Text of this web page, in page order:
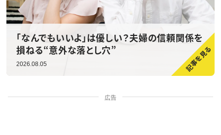
「なんでもいいよ」は優しい？夫婦の信頼関係を
損ねる“意外な落とし穴”
2026.08.05
広告